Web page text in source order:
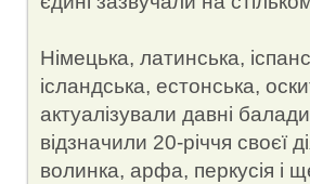
Німецька, латинська,
ісландська, естонська,
актуалізували давні
відзначили 20-річчя своєї
волинка, арфа, перкусія і